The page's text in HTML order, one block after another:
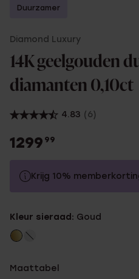
Duurzamer
Diamond Luxury
14K geelgouden
diamanten 0,10ct
4.83 (6)
1299 99
Krijg 10%
Zonder memberkorting
Kleur sieraad: Goud
Maattabel